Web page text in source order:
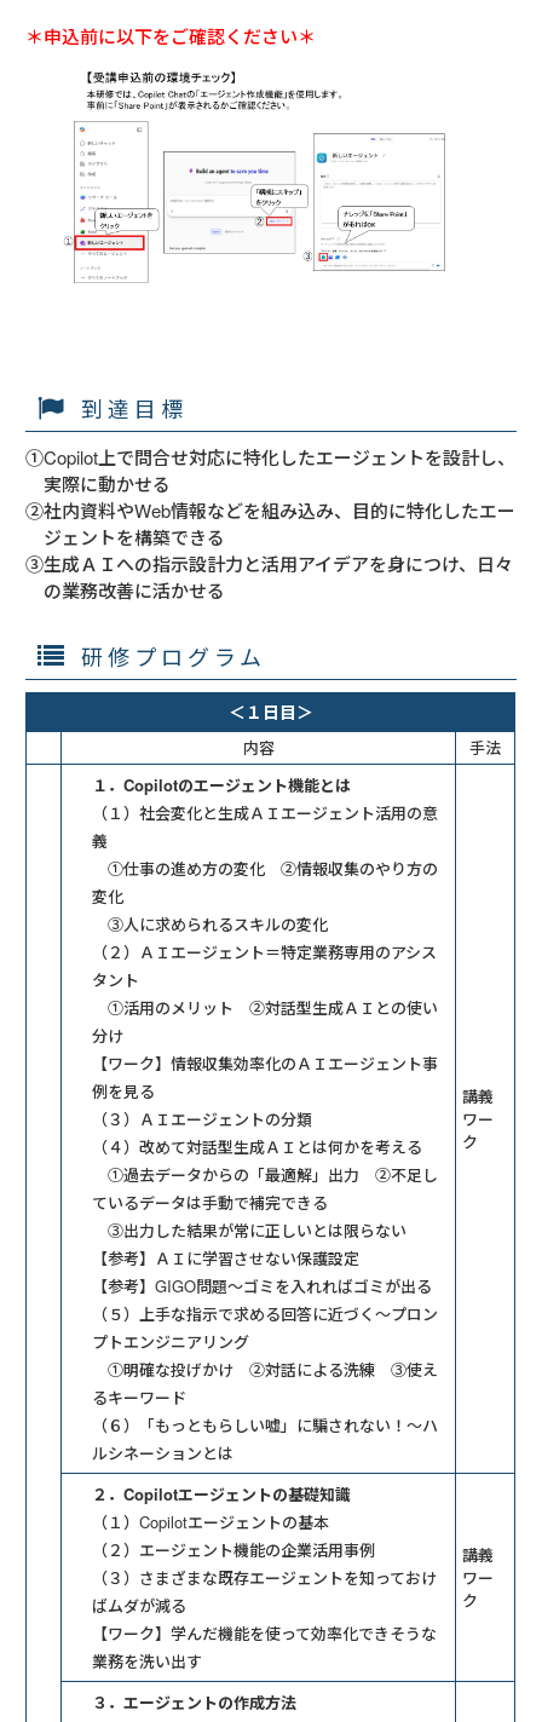
＊申込前に以下をご確認ください＊
到達目標
①Copilot上で問合せ対応に特化したエージェントを設計し、
実際に動かせる
②社内資料やWeb情報などを組み込み、目的に特化したエー
ジェントを構築できる
③生成ＡＩへの指示設計力と活用アイデアを身につけ、日々
の業務改善に活かせる
研修プログラム
＜１日目＞
内容
手法
１．Copilotのエージェント機能とは
（１）社会変化と生成ＡＩエージェント活用の意
義
①仕事の進め方の変化 ②情報収集のやり方の
変化
③人に求められるスキルの変化
（２）ＡＩエージェント＝特定業務専用のアシス
タント
①活用のメリット ②対話型生成ＡＩとの使い
分け
【ワーク】情報収集効率化のＡＩエージェント事
例を見る
（３）ＡＩエージェントの分類
（４）改めて対話型生成ＡＩとは何かを考える
①過去データからの「最適解」出力 ②不足し
ているデータは手動で補完できる
③出力した結果が常に正しいとは限らない
【参考】ＡＩに学習させない保護設定
【参考】GIGO問題～ゴミを入れればゴミが出る
（５）上手な指示で求める回答に近づく～プロン
プトエンジニアリング
①明確な投げかけ ②対話による洗練 ③使え
るキーワード
（６）「もっともらしい嘘」に騙されない！～ハ
ルシネーションとは
講義
ワー
ク
２．Copilotエージェントの基礎知識
（１）Copilotエージェントの基本
（２）エージェント機能の企業活用事例
（３）さまざまな既存エージェントを知っておけ
ばムダが減る
【ワーク】学んだ機能を使って効率化できそうな
業務を洗い出す
講義
ワー
ク
３．エージェントの作成方法